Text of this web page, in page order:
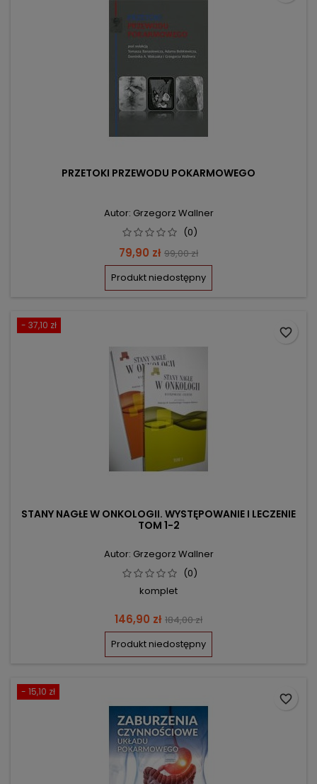
PRZETOKI PRZEWODU POKARMOWEGO
Autor: Grzegorz Wallner
(0)
Cena
79,90 zł Cena
podstawowa
99,00 zł
Produkt niedostępny
- 37,10 zł
STANY NAGŁE W ONKOLOGII. WYSTĘPOWANIE I LECZENIE
TOM 1-2
Autor: Grzegorz Wallner
(0)
komplet
Cena
146,90 zł Cena
podstawowa
184,00 zł
Produkt niedostępny
favorite_border
- 15,10 zł
favorite_border